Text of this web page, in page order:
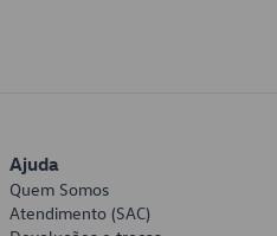
Ajuda
Quem Somos
Atendimento (SAC)